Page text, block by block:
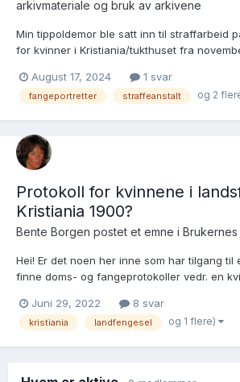
arkivmateriale og bruk av arkivene
Min tippoldemor ble satt inn til straffarbeid
for kvinner i Kristiania/tukthuset fra
har ennå ikke klart å finne fangeportrett av
derfor på om dette eks...
August 17, 2024 1 svar
fangeportretter straffeanstalt og 2
Protokoll for kvinnene i
Kristiania 1900?
Bente Borgen postet et emne i
Hei! Er det noen her inne som har tilgang til
finne doms- og fangeprotokoller vedr. en
Borgen
Juni 29, 2022 8 svar
kristiania landfengesel og 1 flere)